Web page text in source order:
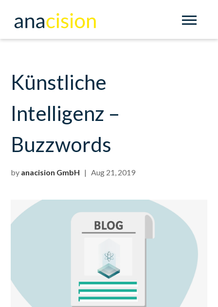
Künstliche
Intelligenz –
Buzzwords
by anacision GmbH | Aug 21, 2019